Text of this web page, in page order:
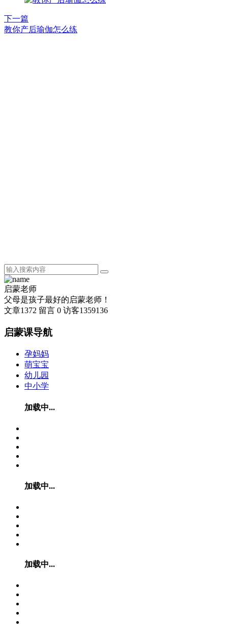
下一篇
教你产后瑜伽怎么练
启蒙老师
父母是孩子最好的启蒙老师！
文章1372 留言 0 访客1359136
启蒙课导航
孕妈妈
萌宝宝
幼儿园
中小学
加载中...
加载中...
加载中...